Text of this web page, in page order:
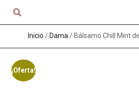
Inicio / Dama / Bálsamo Chill Mint
¡Oferta!